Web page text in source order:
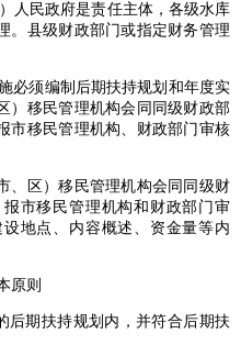
人民政府是责任主体，各级水库
。县级财政部门或指定财务管理
须编制后期扶持规划和年度实
）移民管理机构会同同级财政部
市移民管理机构、财政部门审核
区）移民管理机构会同同级财
市移民管理机构和财政部门审
地点、内容概述、资金量等内
原则
期扶持规划内，并符合后期扶